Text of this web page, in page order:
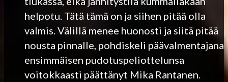
helpotu. Tätä tämä on ja siihen pitää olla
valmis. Välillä menee huonosti ja siitä pitää
nousta pinnalle, pohdiskeli päävalmentajana
ensimmäisen pudotuspeliottelunsa
voitokkaasti päättänyt Mika Rantanen.